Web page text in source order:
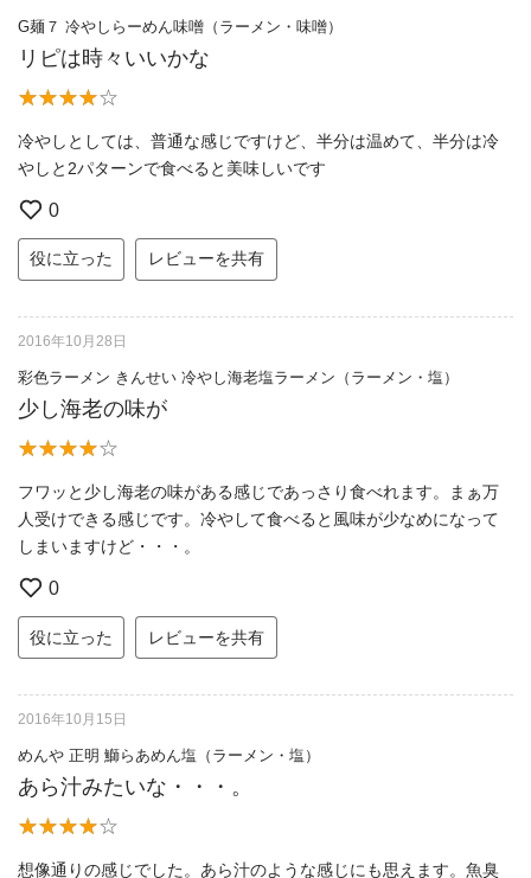
G麺７ 冷やしらーめん味噌（ラーメン・味噌）
リピは時々いいかな
冷やしとしては、普通な感じですけど、半分は温めて、半分は冷
やしと2パターンで食べると美味しいです
0
役に立った レビューを共有
2016年10月28日
彩色ラーメン きんせい 冷やし海老塩ラーメン（ラーメン・塩）
少し海老の味が
フワッと少し海老の味がある感じであっさり食べれます。まぁ万
人受けできる感じです。冷やして食べると風味が少なめになって
しまいますけど・・・。
0
役に立った レビューを共有
2016年10月15日
めんや 正明 鰤らあめん塩（ラーメン・塩）
あら汁みたいな・・・。
想像通りの感じでした。あら汁のような感じにも思えます。魚臭